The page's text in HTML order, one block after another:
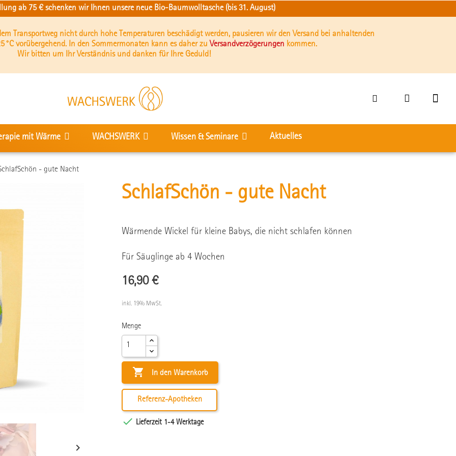
ab 75 € schenken wir Ihnen unsere neue Bio-Baumwolltasche (bis 31. August)
Transportweg nicht durch hohe Temperaturen beschädigt werden, pausieren wir den Versand bei anhaltenden
°C vorübergehend. In den Sommermonaten kann es daher zu Versandverzögerungen kommen.
Wir bitten um Ihr Verständnis und danken für Ihre Geduld!
mit Wärme WACHSWERK Wissen & Seminare Aktuelles
- gute Nacht

SchlafSchön - gute Nacht
Wärmende Wickel für kleine Babys, die nicht schlafen können
Für Säuglinge ab 4 Wochen
16,90 €
inkl. 19% MwSt.
Menge
 In den Warenkorb
Referenz-Apotheken
 Lieferzeit 1-4 Werktage